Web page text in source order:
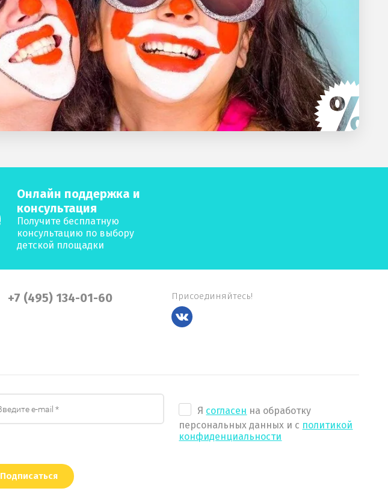
Онлайн поддержка и
консультация
Получите бесплатную
консультацию по выбору
детской площадки
+7 (495) 134-01-60 Присоединяйтесь!
Я согласен на обработку
персональных данных и с политикой
конфиденциальности
Подписаться